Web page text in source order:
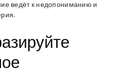
ведёт к недопониманию и